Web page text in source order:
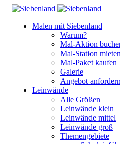
Malen mit Siebenland
Warum?
Mal-Aktion
Mal-Station mieten
Mal-Paket kaufen
Galerie
Angebot anfordern
Leinwände
Alle Größen
Leinwände klein
Leinwände mittel
Leinwände groß
Themengebiete